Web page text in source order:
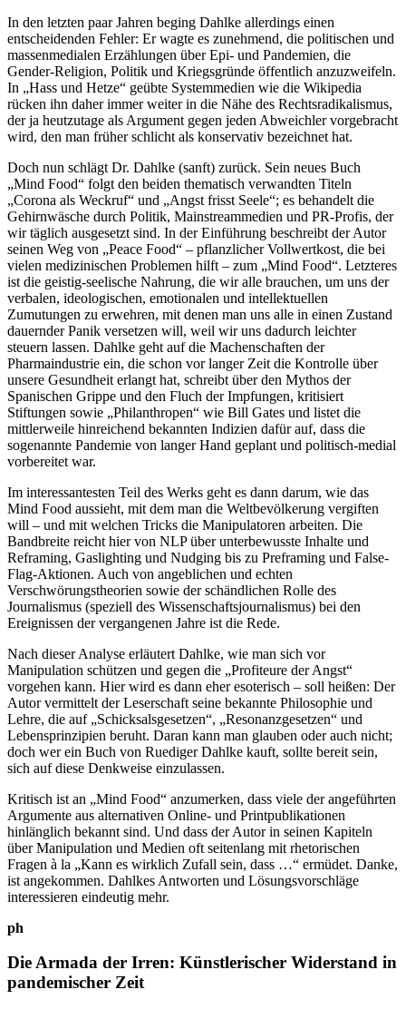
In den letzten paar Jahren beging Dahlke allerdings einen
entscheidenden Fehler: Er wagte es zunehmend, die politischen und
massenmedialen Erzählungen über Epi- und Pandemien, die
Gender-Religion, Politik und Kriegsgründe öffentlich anzuzweifeln.
In „Hass und Hetze“ geübte Systemmedien wie die Wikipedia
rücken ihn daher immer weiter in die Nähe des Rechtsradikalismus,
der ja heutzutage als Argument gegen jeden Abweichler vorgebracht
wird, den man früher schlicht als konservativ bezeichnet hat.
Doch nun schlägt Dr. Dahlke (sanft) zurück. Sein neues Buch
„Mind Food“ folgt den beiden thematisch verwandten Titeln
„Corona als Weckruf“ und „Angst frisst Seele“; es behandelt die
Gehirnwäsche durch Politik, Mainstreammedien und PR-Profis, der
wir täglich ausgesetzt sind. In der Einführung beschreibt der Autor
seinen Weg von „Peace Food“ – pflanzlicher Vollwertkost, die bei
vielen medizinischen Problemen hilft – zum „Mind Food“. Letzteres
ist die geistig-seelische Nahrung, die wir alle brauchen, um uns der
verbalen, ideologischen, emotionalen und intellektuellen
Zumutungen zu erwehren, mit denen man uns alle in einen Zustand
dauernder Panik versetzen will, weil wir uns dadurch leichter
steuern lassen. Dahlke geht auf die Machenschaften der
Pharmaindustrie ein, die schon vor langer Zeit die Kontrolle über
unsere Gesundheit erlangt hat, schreibt über den Mythos der
Spanischen Grippe und den Fluch der Impfungen, kritisiert
Stiftungen sowie „Philanthropen“ wie Bill Gates und listet die
mittlerweile hinreichend bekannten Indizien dafür auf, dass die
sogenannte Pandemie von langer Hand geplant und politisch-medial
vorbereitet war.
Im interessantesten Teil des Werks geht es dann darum, wie das
Mind Food aussieht, mit dem man die Weltbevölkerung vergiften
will – und mit welchen Tricks die Manipulatoren arbeiten. Die
Bandbreite reicht hier von NLP über unterbewusste Inhalte und
Reframing, Gaslighting und Nudging bis zu Preframing und False-
Flag-Aktionen. Auch von angeblichen und echten
Verschwörungstheorien sowie der schändlichen Rolle des
Journalismus (speziell des Wissenschaftsjournalismus) bei den
Ereignissen der vergangenen Jahre ist die Rede.
Nach dieser Analyse erläutert Dahlke, wie man sich vor
Manipulation schützen und gegen die „Profiteure der Angst“
vorgehen kann. Hier wird es dann eher esoterisch – soll heißen: Der
Autor vermittelt der Leserschaft seine bekannte Philosophie und
Lehre, die auf „Schicksalsgesetzen“, „Resonanzgesetzen“ und
Lebensprinzipien beruht. Daran kann man glauben oder auch nicht;
doch wer ein Buch von Ruediger Dahlke kauft, sollte bereit sein,
sich auf diese Denkweise einzulassen.
Kritisch ist an „Mind Food“ anzumerken, dass viele der angeführten
Argumente aus alternativen Online- und Printpublikationen
hinlänglich bekannt sind. Und dass der Autor in seinen Kapiteln
über Manipulation und Medien oft seitenlang mit rhetorischen
Fragen à la „Kann es wirklich Zufall sein, dass …“ ermüdet. Danke,
ist angekommen. Dahlkes Antworten und Lösungsvorschläge
interessieren eindeutig mehr.
ph
Die Armada der Irren: Künstlerischer Widerstand in
pandemischer Zeit